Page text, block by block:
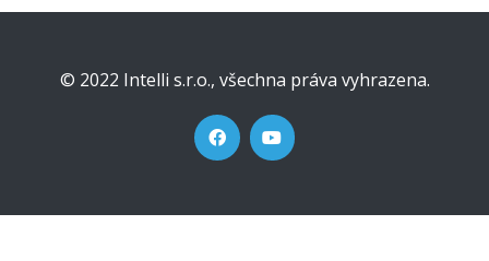
© 2022 Intelli s.r.o., všechna práva vyhrazena.